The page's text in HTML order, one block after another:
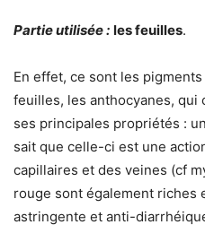
Partie utilisée : les feuilles.
En effet, ce sont les
feuilles, les anthocyanes, qui
ses principales propriétés :
sait que celle-ci est une
capillaires et des veines (cf
rouge sont également riches
astringente et anti-